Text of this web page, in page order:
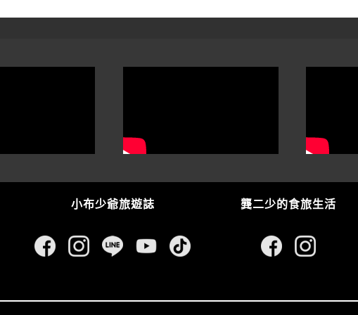
小布少爺旅遊誌 龔二少的食旅生活